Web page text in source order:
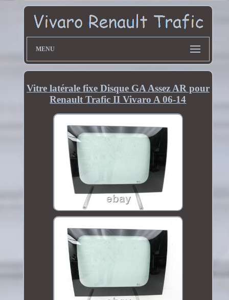
MENU
Vitre latérale fixe Disque GA Assez AR pour
Renault Trafic II Vivaro A 06-14